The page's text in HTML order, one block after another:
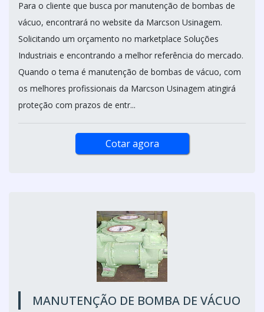
Para o cliente que busca por manutenção de bombas de
vácuo, encontrará no website da Marcson Usinagem.
Solicitando um orçamento no marketplace Soluções
Industriais e encontrando a melhor referência do mercado.
Quando o tema é manutenção de bombas de vácuo, com
os melhores profissionais da Marcson Usinagem atingirá
proteção com prazos de entr...
Cotar agora
MANUTENÇÃO DE BOMBA DE VÁCUO